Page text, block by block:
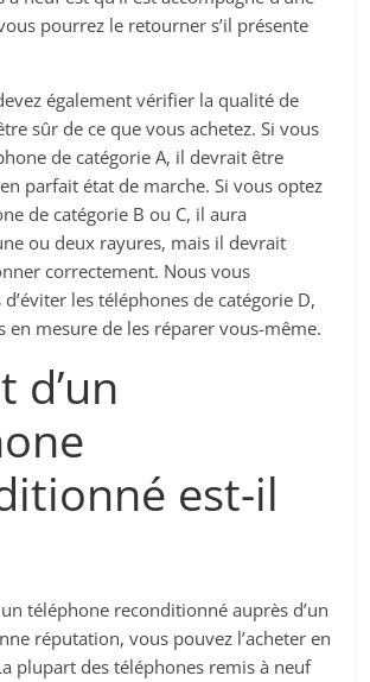
pourrez le retourner s’il présente
également vérifier la qualité de
sûr de ce que vous achetez. Si vous
de catégorie A, il devrait être
parfait état de marche. Si vous optez
de catégorie B ou C, il aura
ou deux rayures, mais il devrait
correctement. Nous vous
les téléphones de catégorie D,
en mesure de les réparer vous-même.
d’un
est-il
téléphone reconditionné auprès d’un
réputation, vous pouvez l’acheter en
plupart des téléphones remis à neuf